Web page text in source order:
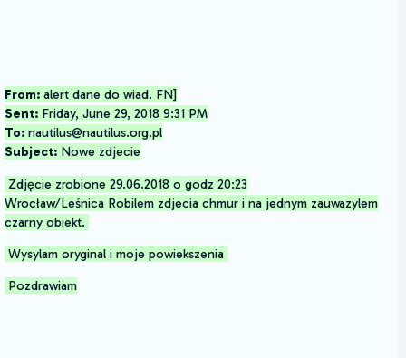
From: alert dane do wiad. FN]
Sent: Friday, June 29, 2018 9:31 PM
To: nautilus@nautilus.org.pl
Subject: Nowe zdjecie
Zdjęcie zrobione 29.06.2018 o godz 20:23
Wrocław/Leśnica Robilem zdjecia chmur i na jednym zauwazylem
czarny obiekt.
Wysylam oryginal i moje powiekszenia
Pozdrawiam